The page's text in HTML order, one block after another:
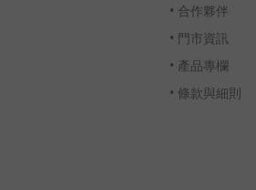
• 合作夥伴
• 門市資訊
• 產品專欄
• 條款與細則